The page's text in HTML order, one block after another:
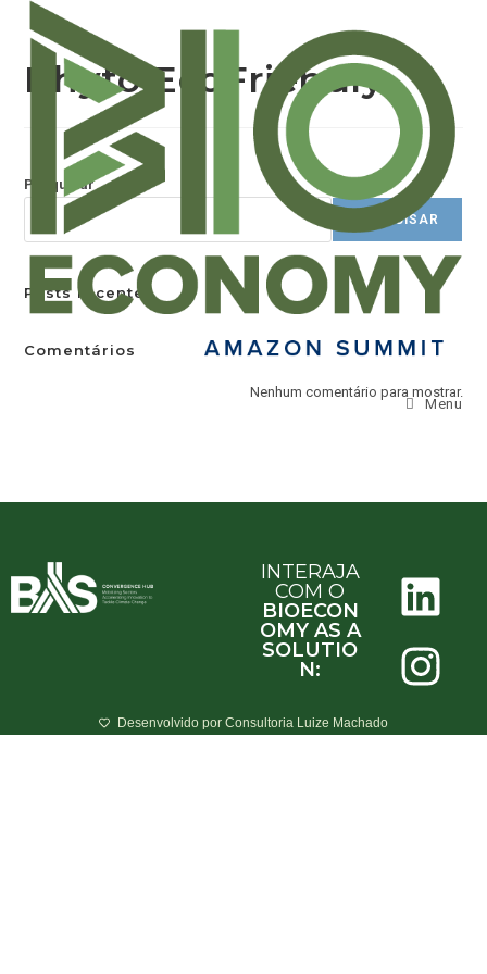
Menu
Phyto EcoFriendly
Pesquisar
PESQUISAR
Posts recentes
Comentários
Nenhum comentário para mostrar.
INTERAJA
COM O
BIOECON
OMY AS A
SOLUTIO
N:
Desenvolvido por Consultoria Luize Machado